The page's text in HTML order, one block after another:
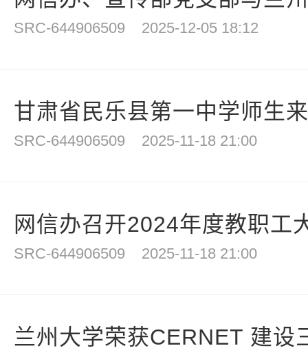
SRC-644906509 2025-12-05 18:12
甘肃省民乐县第一中学师生
SRC-644906509 2025-11-18 21:00
网信办召开2024年度教职工
SRC-644906509 2025-11-18 21:00
兰州大学荣获CERNET 建设